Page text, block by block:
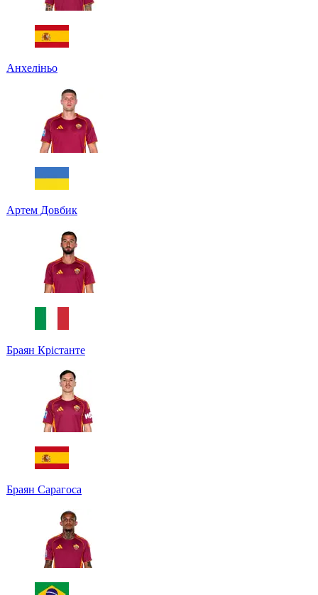
Анхеліньо
Артем Довбик
Браян Крістанте
Браян Сарагоса